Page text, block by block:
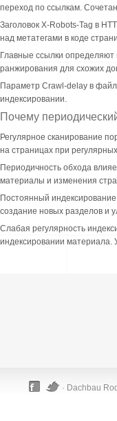
переход по ссылкам.
Заголовок X-Robots-Tag в
над метатегами в коде
Главные ссылки
ранжирования для схожих
Параметр Crawl-delay в
индексировании.
Почему
Регулярное сканирование
на страницах при
Периодичность обхода
материалы и изменения
Постоянный
создание новых разделов и
Слабая регулярность
индексировании материала.
· Dachbau